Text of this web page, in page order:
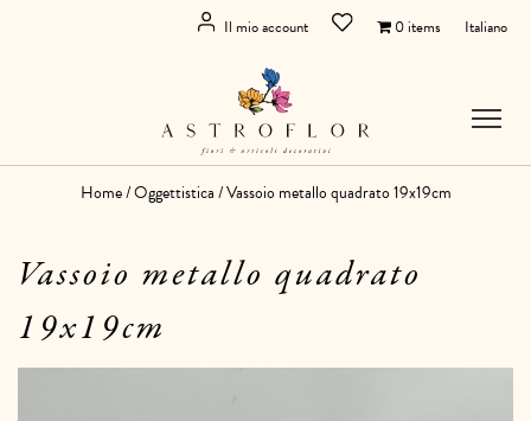
Il mio account 0 items Italiano
Home/Oggettistica/ Vassoio metallo quadrato 19x19cm
Vassoio metallo quadrato
19x19cm